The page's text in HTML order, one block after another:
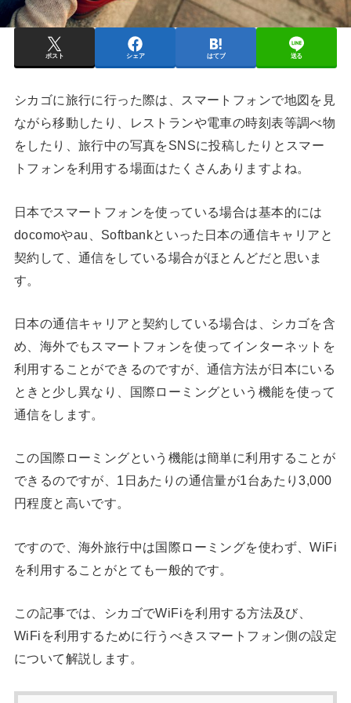
ポスト シェア はてブ 送る
シカゴに旅行に行った際は、スマートフォンで地図を見
ながら移動したり、レストランや電車の時刻表等調べ物
をしたり、旅行中の写真をSNSに投稿したりとスマー
トフォンを利用する場面はたくさんありますよね。
日本でスマートフォンを使っている場合は基本的には
docomoやau、Softbankといった日本の通信キャリアと
契約して、通信をしている場合がほとんどだと思いま
す。
日本の通信キャリアと契約している場合は、シカゴを含
め、海外でもスマートフォンを使ってインターネットを
利用することができるのですが、通信方法が日本にいる
ときと少し異なり、国際ローミングという機能を使って
通信をします。
この国際ローミングという機能は簡単に利用することが
できるのですが、1日あたりの通信量が1台あたり3,000
円程度と高いです。
ですので、海外旅行中は国際ローミングを使わず、WiFi
を利用することがとても一般的です。
この記事では、シカゴでWiFiを利用する方法及び、
WiFiを利用するために行うべきスマートフォン側の設定
について解説します。